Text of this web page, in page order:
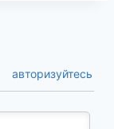
авторизуйтесь